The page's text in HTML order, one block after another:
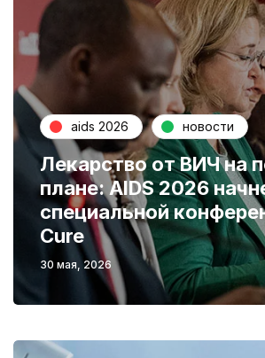
aids 2026 новости
Лекарство от ВИЧ на
плане: AIDS 2026
специальной
Cure
30 мая, 2026